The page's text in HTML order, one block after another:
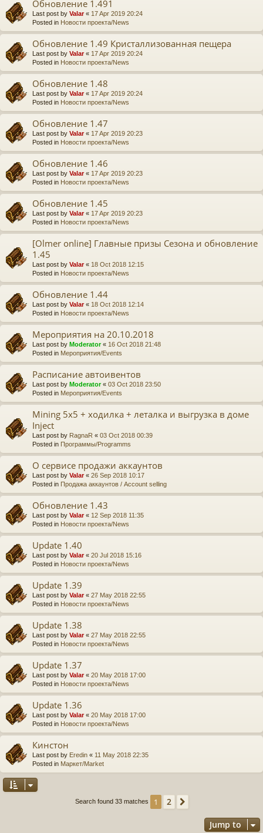
Обновление 1.491
Last post by Valar« 17 Apr 2019 20:24
Posted in Новости проекта/News
Обновление 1.49 Кристаллизованная пещера
Last post by Valar« 17 Apr 2019 20:24
Posted in Новости проекта/News
Обновление 1.48
Last post by Valar« 17 Apr 2019 20:24
Posted in Новости проекта/News
Обновление 1.47
Last post by Valar« 17 Apr 2019 20:23
Posted in Новости проекта/News
Обновление 1.46
Last post by Valar« 17 Apr 2019 20:23
Posted in Новости проекта/News
Обновление 1.45
Last post by Valar« 17 Apr 2019 20:23
Posted in Новости проекта/News
[Olmer online] Главные призы Сезона и обновление
1.45
Last post by Valar« 18 Oct 2018 12:15
Posted in Новости проекта/News
Обновление 1.44
Last post by Valar« 18 Oct 2018 12:14
Posted in Новости проекта/News
Мероприятия на 20.10.2018
Last post by Moderator« 16 Oct 2018 21:48
Posted in Мероприятия/Events
Расписание автоивентов
Last post by Moderator« 03 Oct 2018 23:50
Posted in Мероприятия/Events
Mining 5x5 + ходилка + леталка и выгрузка в доме
Inject
Last post by RagnaR « 03 Oct 2018 00:39
Posted in Программы/Programms
О сервисе продажи аккаунтов
Last post by Valar« 26 Sep 2018 10:17
Posted in Продажа аккаунтов / Account selling
Обновление 1.43
Last post by Valar« 12 Sep 2018 11:35
Posted in Новости проекта/News
Update 1.40
Last post by Valar« 20 Jul 2018 15:16
Posted in Новости проекта/News
Update 1.39
Last post by Valar« 27 May 2018 22:55
Posted in Новости проекта/News
Update 1.38
Last post by Valar« 27 May 2018 22:55
Posted in Новости проекта/News
Update 1.37
Last post by Valar« 20 May 2018 17:00
Posted in Новости проекта/News
Update 1.36
Last post by Valar« 20 May 2018 17:00
Posted in Новости проекта/News
Кинстон
Last post by Eredin « 11 May 2018 22:35
Posted in Маркет/Market
Search found 33 matches 1 2
Jump to